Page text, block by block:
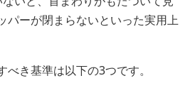
パーが閉まらないといった実用上
き基準は以下の3つです。